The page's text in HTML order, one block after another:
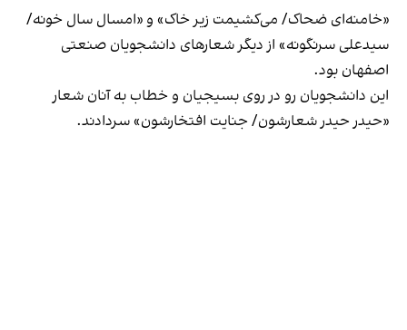
«خامنه‌ای ضحاک/ می‌کشیمت زیر خاک» و «امسال سال خونه/
سیدعلی سرنگونه» از دیگر شعارهای دانشجویان صنعتی
اصفهان بود.
این دانشجویان رو در روی بسیجیان و خطاب به آنان شعار
«حیدر حیدر شعارشون/ جنایت افتخارشون» سر‌دادند.